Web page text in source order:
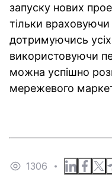
запуску нових
тільки враховуючи
дотримуючись
використовуючи
можна успішно
мережевого
1306